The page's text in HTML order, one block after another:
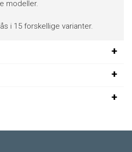
modeller.
i 15 forskellige varianter.